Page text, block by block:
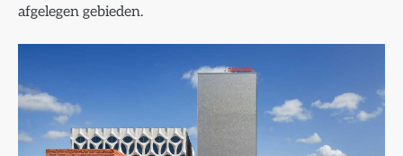
afgelegen gebieden.